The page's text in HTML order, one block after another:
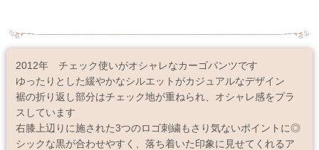
2012年 チェック使いがオシャレなカーゴパンツです
ゆったりとした緩やかなシルエットがカジュアルなデザイン
裾の折り返し部分はチェック地が重ねられ、オシャレ感をプラ
スしています
右膝上辺りに施された3つのロゴ刺繍もさり気ないポイントに◎
シックな黒が合わせやすく、落ち着いた印象に見せてくれるア